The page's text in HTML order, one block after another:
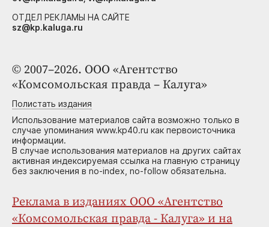
© 2007–2026. ООО «Агентство
«Комсомольская правда – Калуга»
Полистать издания
Использование материалов сайта возможно только в
случае упоминания www.kp40.ru как первоисточника
информации.
В случае использования материалов на других сайтах
активная индексируемая ссылка на главную страницу
без заключения в no-index, no-follow обязательна.
Реклама в изданиях ООО «Агентство
«Комсомольская правда - Калуга» и на
ОТДЕЛ РЕКЛАМЫ НА САЙТЕ
sz@kp.kaluga.ru